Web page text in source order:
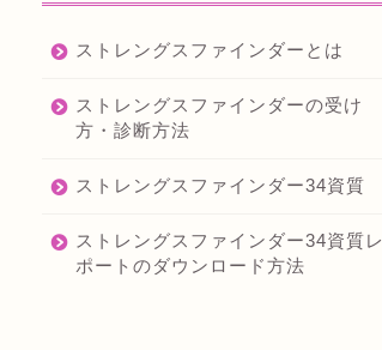
ストレングスファインダーとは
ストレングスファインダーの受け
方・診断方法
ストレングスファインダー34資質
ストレングスファインダー34資質レ
ポートのダウンロード方法